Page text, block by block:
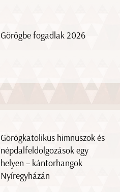
Görögbe fogadlak 2026
Görögkatolikus himnuszok és
népdalfeldolgozások egy
helyen – kántorhangok
Nyíregyházán